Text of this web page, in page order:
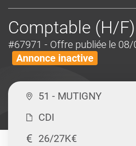
Comptable (H/F)
#67971 - Offre publiée le
Annonce inactive
51 - MUTIGNY
CDI
26/27K€